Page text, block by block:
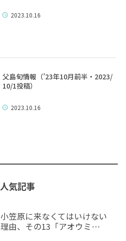
2023.10.16
父島旬情報（’23年10月前半・2023/
10/1投稿）
2023.10.16
人気記事
小笠原に来なくてはいけない
理由、その13「アオウミ…